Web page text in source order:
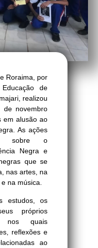
Roraima, por
de
realizou
novembro
em alusão ao
As ações
sobre o
Negra e
que se
nas artes, na
na música.
estudos, os
próprios
nos quais
reflexões e
ao